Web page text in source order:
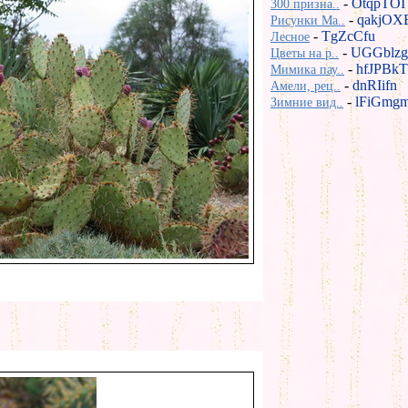
300 призна.. - OtqpTOI
Рисунки Ma.. -
Лесное - TgZcCfu
Цветы на р.. - UGGblzg
Мимика пау.. - hfJPBkT
Амели, рец.. -dnRIifn
Зимние вид.. -